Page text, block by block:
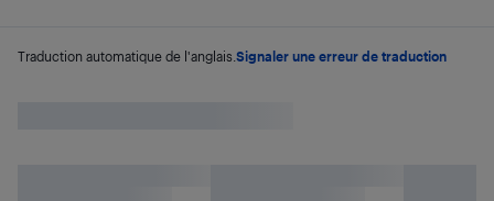
Traduction automatique de l'anglais. Signaler une erreur de traduction